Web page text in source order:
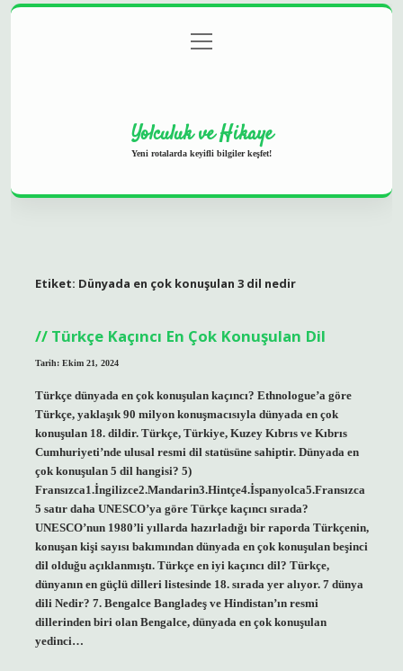
Gizlilik Politikası
menüyü
aç
Yolculuk ve Hikaye
Yeni rotalarda keyifli bilgiler keşfet!
Etiket: Dünyada en çok konuşulan 3 dil nedir
Türkçe Kaçıncı En Çok Konuşulan Dil
Tarih: Ekim 21, 2024
Türkçe dünyada en çok konuşulan kaçıncı? Ethnologue’a göre
Türkçe, yaklaşık 90 milyon konuşmacısıyla dünyada en çok
konuşulan 18. dildir. Türkçe, Türkiye, Kuzey Kıbrıs ve Kıbrıs
Cumhuriyeti’nde ulusal resmi dil statüsüne sahiptir. Dünyada en
çok konuşulan 5 dil hangisi? 5)
Fransızca1.İngilizce2.Mandarin3.Hintçe4.İspanyolca5.Fransızca
5 satır daha UNESCO’ya göre Türkçe kaçıncı sırada?
UNESCO’nun 1980’li yıllarda hazırladığı bir raporda Türkçenin,
konuşan kişi sayısı bakımından dünyada en çok konuşulan beşinci
dil olduğu açıklanmıştı. Türkçe en iyi kaçıncı dil? Türkçe,
dünyanın en güçlü dilleri listesinde 18. sırada yer alıyor. 7 dünya
dili Nedir? 7. Bengalce Bangladeş ve Hindistan’ın resmi
dillerinden biri olan Bengalce, dünyada en çok konuşulan
yedinci…